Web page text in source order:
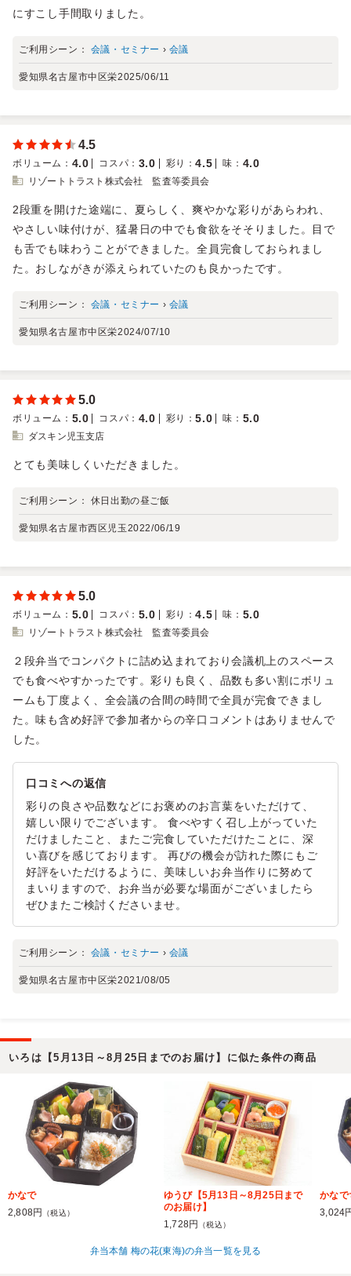
にすこし手間取りました。
ご利用シーン： 会議・セミナー › 会議
愛知県名古屋市中区栄2025/06/11
4.5
ボリューム ： 4.0 コスパ ： 3.0 彩り ：4.5 味 ： 4.0
リゾートトラスト株式会社 監査等委員会
2段重を開けた途端に、夏らしく、爽やかな彩りがあらわれ、
やさしい味付けが、猛暑日の中でも食欲をそそりました。目で
も舌でも味わうことができました。全員完食しておられまし
た。おしながきが添えられていたのも良かったです。
ご利用シーン： 会議・セミナー › 会議
愛知県名古屋市中区栄2024/07/10
5.0
ボリューム ： 5.0 コスパ ： 4.0 彩り ：5.0 味 ： 5.0
ダスキン児玉支店
とても美味しくいただきました。
ご利用シーン： 休日出勤の昼ご飯
愛知県名古屋市西区児玉2022/06/19
5.0
ボリューム ： 5.0 コスパ ： 5.0 彩り ：4.5 味 ： 5.0
リゾートトラスト株式会社 監査等委員会
２段弁当でコンパクトに詰め込まれており会議机上のスペース
でも食べやすかったです。彩りも良く、品数も多い割にボリュ
ームも丁度よく、全会議の合間の時間で全員が完食できまし
た。味も含め好評で参加者からの辛口コメントはありませんで
した。
口コミへの返信
彩りの良さや品数などにお褒めのお言葉をいただけて、
嬉しい限りでございます。 食べやすく召し上がっていた
だけましたこと、またご完食していただけたことに、深
い喜びを感じております。 再びの機会が訪れた際にもご
好評をいただけるように、美味しいお弁当作りに努めて
まいりますので、お弁当が必要な場面がございましたら
ぜひまたご検討くださいませ。
ご利用シーン： 会議・セミナー › 会議
愛知県名古屋市中区栄2021/08/05
いろは【5月13日～8月25日までのお届け】に似た条件の商品
かなで
2,808円
（税込）
ゆうび【5月13日～8月25日まで
のお届け】
1,728円
（税込）
かなで
3,024
弁当本舗 梅の花(東海)の弁当一覧を見る